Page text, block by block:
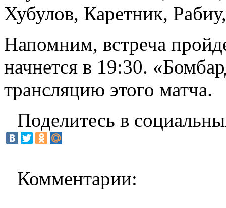
Хубулов, Каретник,
Напомним, встреча
начнется в 19:30.
трансляцию этого матча.
Поделитесь в
Комментарии: